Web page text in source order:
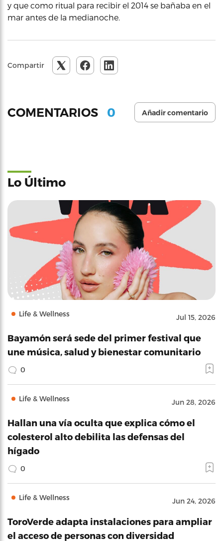
y que como ritual para recibir el 2014 se bañaba en el
mar antes de la medianoche.
Compartir
COMENTARIOS 0 Añadir comentario
Lo Último
Life & Wellness Jul 15, 2026
Bayamón será sede del primer festival que
une música, salud y bienestar comunitario
0
Life & Wellness Jun 28, 2026
Hallan una vía oculta que explica cómo el
colesterol alto debilita las defensas del
hígado
0
Life & Wellness Jun 24, 2026
ToroVerde adapta instalaciones para ampliar
el acceso de personas con diversidad